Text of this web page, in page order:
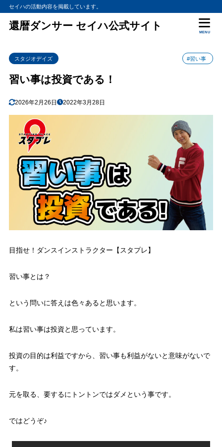
セイハの活動内容を掲載しています。
還暦ダンサー セイハ公式サイト
MENU
スタジオデイズ #習い事
習い事は投資である！
2026年2月26日 2022年3月28日
目指せ！ダンスインストラクター【スタプレ】
習い事とは？
という問いに答えは色々あると思います。
私は習い事は投資と思っています。
投資の目的は利益ですから、習い事も利益がないと意味がないで
す。
元を取る、要するにトントンではダメという事です。
ではどうぞ♪